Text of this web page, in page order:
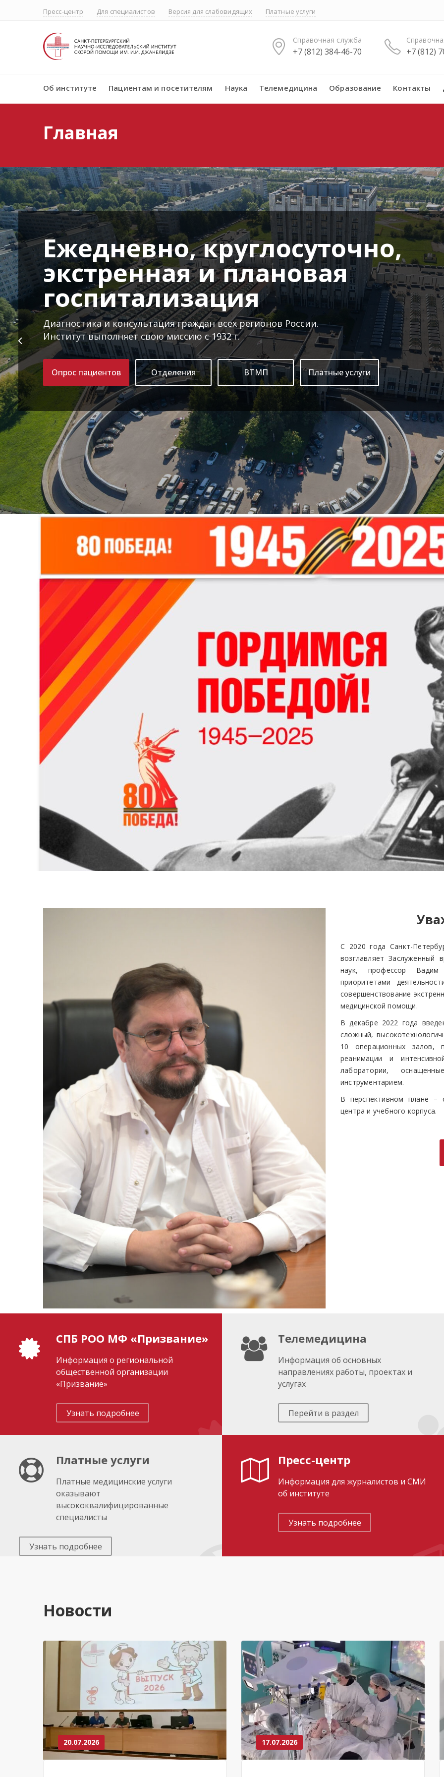
Пресс-центр Для специалистов Версия для слабовидящих Платные услуги
Справочная служба
+7 (812) 384-46-70 +7 (812)
Об институте Пациентам и посетителям Наука Телемедицина Образование Контакты
Главная
Ежедневно, круглосуточно,
экстренная и плановая
госпитализация
Диагностика и консультация граждан всех регионов России.
Институт выполняет свою миссию с 1932 г.
Опрос пациентов Отделения ВТМП Платные услуги
С 2020 года Санкт-
возглавляет Заслуженный
наук, профессор Вадим
приоритетами
совершенствование
медицинской помощи.
В декабре 2022 года
cложный,
10 операционных залов,
реанимации и
лаборатории,
инструментарием.
В перспективном плане –
центра и учебного корпуса.
СПБ РОО МФ «Призвание»
Информация о региональной
общественной организации
«Призвание»
Узнать подробнее
Телемедицина
Информация об основных
направлениях работы, проектах и
услугах
Перейти в раздел
Платные услуги
Платные медицинские услуги
оказывают
высококвалифицированные
специалисты
Узнать подробнее
Пресс-центр
Информация для журналистов и СМИ
об институте
Узнать подробнее
Новости
20.07.2026 17.07.2026